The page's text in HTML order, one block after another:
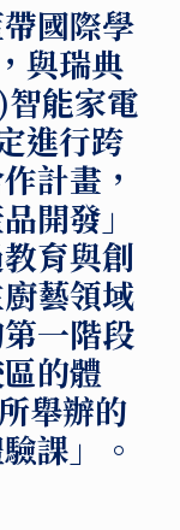
國際學
與瑞典
能家電
進行跨
計畫，
開發」
育與創
藝領域
一階段
的體
舉辦的
課」。